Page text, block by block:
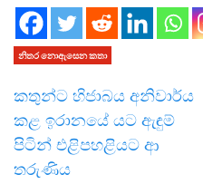
නිතර නොඇසෙන කතා
කතුන්ට හිජාබය අනිවාර්ය
කළ ඉරානයේ යට ඇඳුම්
පිටින් එළිපහළියට ආ
තරුණිය